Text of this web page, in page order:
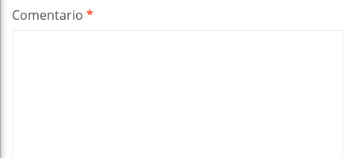
Comentario *